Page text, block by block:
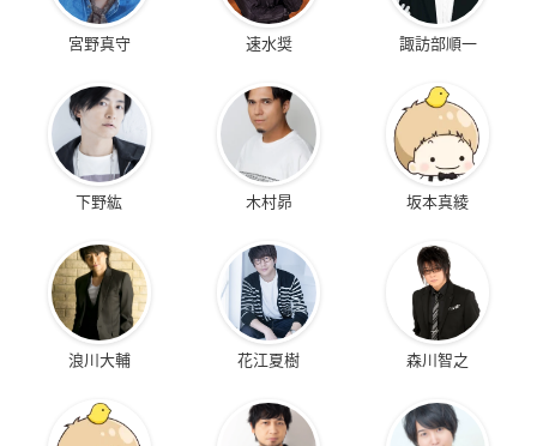
宮野真守 速水奨 諏訪部順一
下野紘 木村昴 坂本真綾
浪川大輔 花江夏樹 森川智之